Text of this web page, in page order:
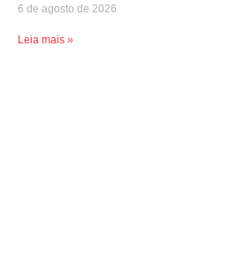
6 de agosto de 2026
Leia mais »